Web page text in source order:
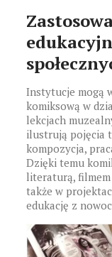
Instytucje mogą
komiksową w
lekcjach
ilustrują pojęcia
kompozycja,
Dzięki temu
literaturą, filmem
także w
edukację z